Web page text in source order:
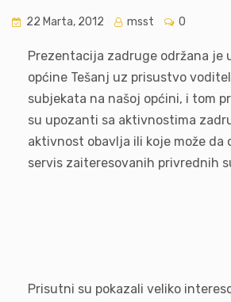
22 Marta, 2012 msst 0
Prezentacija zadruge održana je
općine Tešanj uz prisustvo
subjekata na našoj općini, i tom
su upozanti sa aktivnostima
aktivnost obavlja ili koje može da
servis zaiteresovanih privrednih
Prisutni su pokazali veliko